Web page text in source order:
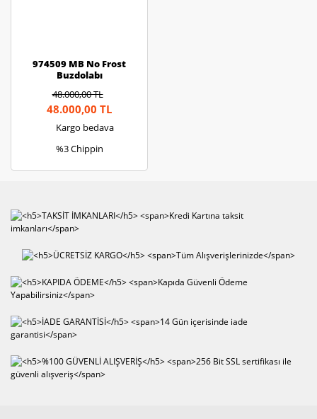
974509 MB No Frost
Buzdolabı
48.000,00 TL
48.000,00 TL
Kargo bedava
%3 Chippin